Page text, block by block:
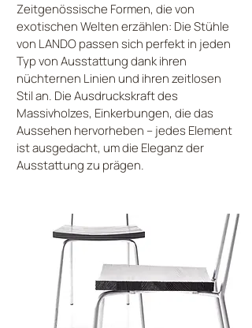
Zeitgenössische Formen, die von
exotischen Welten erzählen: Die Stühle
von LANDO passen sich perfekt in jeden
Typ von Ausstattung dank ihren
nüchternen Linien und ihren zeitlosen
Stil an. Die Ausdruckskraft des
Massivholzes, Einkerbungen, die das
Aussehen hervorheben – jedes Element
ist ausgedacht, um die Eleganz der
Ausstattung zu prägen.